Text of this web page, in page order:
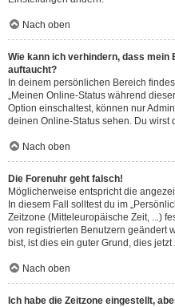
Nach oben
Wie kann ich verhindern, dass mein
auftaucht?
In deinem persönlichen Bereich
„Meinen Online-Status während
Option einschaltest, können nur
deinen Online-Status sehen. Du wirst
Nach oben
Die Forenuhr geht falsch!
Möglicherweise entspricht die
In diesem Fall solltest du im
Zeitzone (Mitteleuropäische Zeit, ...)
von registrierten Benutzern geändert
bist, ist dies ein guter Grund, dies jetzt
Nach oben
Ich habe die Zeitzone eingestellt,